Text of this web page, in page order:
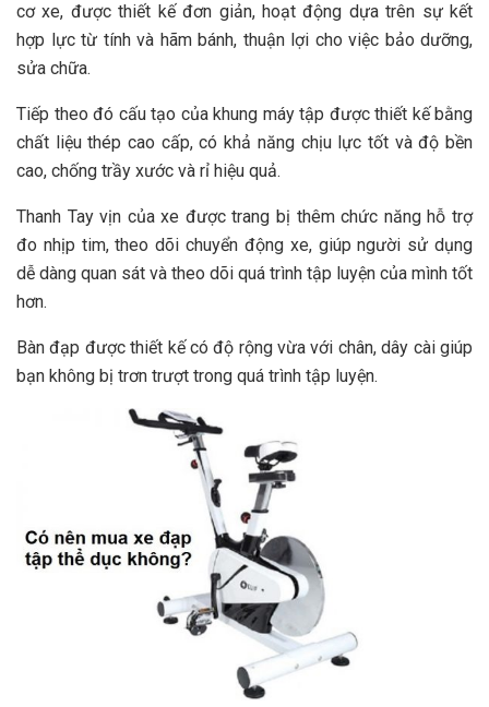
cơ xe, được thiết kế đơn giản, hoạt động dựa trên sự kết
hợp lực từ tính và hãm bánh, thuận lợi cho việc bảo dưỡng,
sửa chữa.
Tiếp theo đó cấu tạo của khung máy tập được thiết kế bằng
chất liệu thép cao cấp, có khả năng chịu lực tốt và độ bền
cao, chống trầy xước và rỉ hiệu quả.
Thanh Tay vịn của xe được trang bị thêm chức năng hỗ trợ
đo nhịp tim, theo dõi chuyển động xe, giúp người sử dụng
dễ dàng quan sát và theo dõi quá trình tập luyện của mình tốt
hơn.
Bàn đạp được thiết kế có độ rộng vừa với chân, dây cài giúp
bạn không bị trơn trượt trong quá trình tập luyện.